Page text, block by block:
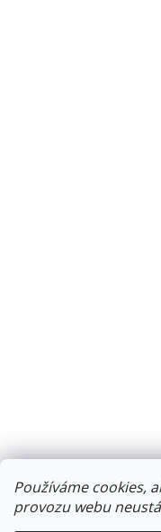
Používáme cookies,
provozu webu